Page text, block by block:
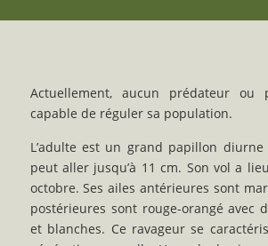
Actuellement, aucun prédateur ou
capable de réguler sa population.
L’adulte est un grand papillon diurne
peut aller jusqu’à 11 cm. Son vol a
octobre. Ses ailes antérieures sont
postérieures sont rouge-orangé avec
et blanches. Ce ravageur se